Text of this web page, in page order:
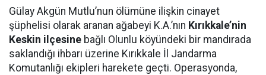
Gülay Akgün Mutlu’nun ölümüne ilişkin cinayet
şüphelisi olarak aranan ağabeyi K.A.’nın Kırıkkale’nin
Keskin ilçesine bağlı Olunlu köyündeki bir mandırada
saklandığı ihbarı üzerine Kırıkkale İl Jandarma
Komutanlığı ekipleri harekete geçti. Operasyonda,